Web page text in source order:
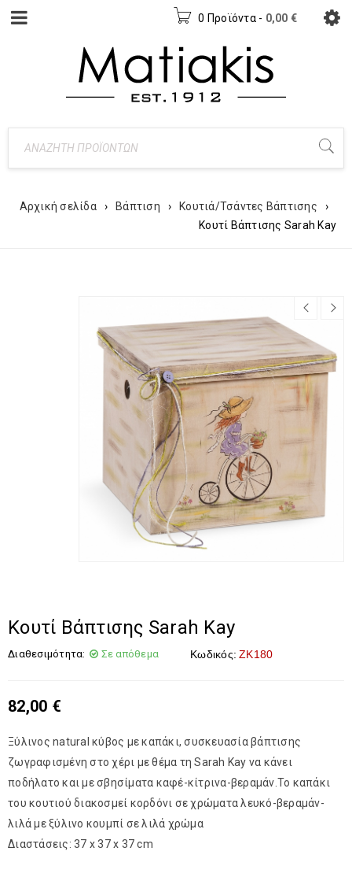
0 Προϊόντα - 0,00 €
Αρχική σελίδα › Βάπτιση › Κουτιά/Τσάντες Βάπτισης
›
Κουτί Βάπτισης Sarah Kay
Κουτί Βάπτισης Sarah Kay
Διαθεσιμότητα: Σε απόθεμα Κωδικός: ΖΚ180
82,00 €
Ξύλινος natural κύβος με καπάκι, συσκευασία βάπτισης
ζωγραφισμένη στο χέρι με θέμα τη Sarah Kay να κάνει
ποδήλατο και με σβησίματα καφέ-κίτρινα-βεραμάν.Το καπάκι
του κουτιού διακοσμεί κορδόνι σε χρώματα λευκό-βεραμάν-
λιλά με ξύλινο κουμπί σε λιλά χρώμα
Διαστάσεις: 37 x 37 x 37 cm